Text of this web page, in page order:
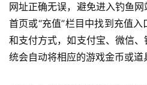
网址正确无误，避免进入钓鱼
首页或“充值”栏目中找到充值
和支付方式，如支付宝、微信
统会自动将相应的游戏金币或道